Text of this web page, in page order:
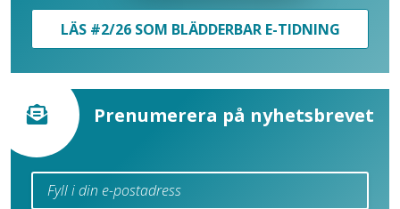
LÄS #2/26 SOM BLÄDDERBAR E-TIDNING
Prenumerera på nyhetsbrevet